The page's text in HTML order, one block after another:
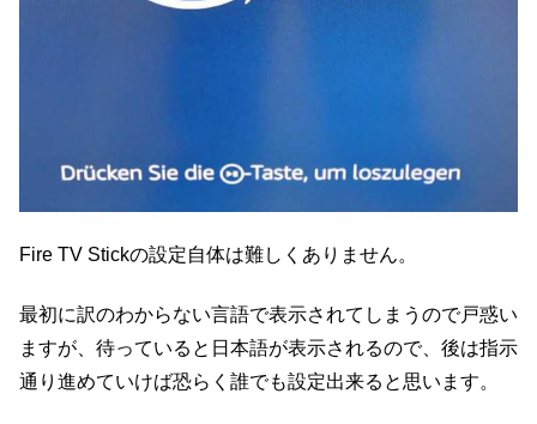
Fire TV Stickの設定自体は難しくありません。
最初に訳のわからない言語で表示されてしまうので戸惑い
ますが、待っていると日本語が表示されるので、後は指示
通り進めていけば恐らく誰でも設定出来ると思います。